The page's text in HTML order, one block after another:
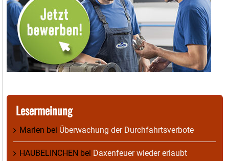
Lesermeinung
Marlen bei Überwachung der Durchfahrtsverbote
HAUBELINCHEN bei Daxenfeuer wieder erlaubt